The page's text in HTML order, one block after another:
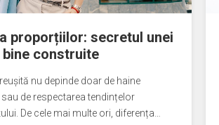
proporțiilor: secretul unei
construite
nu depinde doar de haine
de respectarea tendințelor
De cele mai multe ori, diferența…